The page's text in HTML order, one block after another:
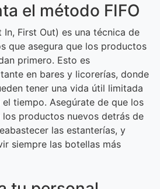
el método FIFO
In, First Out) es una técnica de
que asegura que los productos
primero. Esto es
en bares y licorerías, donde
tener una vida útil limitada
tiempo. Asegúrate de que los
productos nuevos detrás de
las estanterías, y
siempre las botellas más